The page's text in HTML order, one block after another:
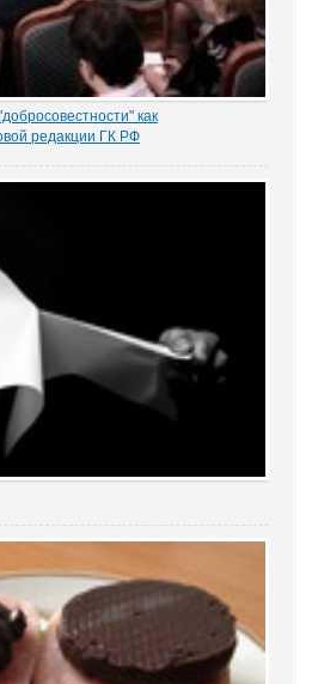
как
редакции ГК РФ
гражданских прав и
триады? На площадках
просто уникальные...